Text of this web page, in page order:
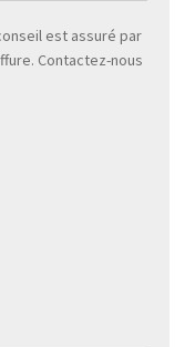
est assuré par
Contactez-nous